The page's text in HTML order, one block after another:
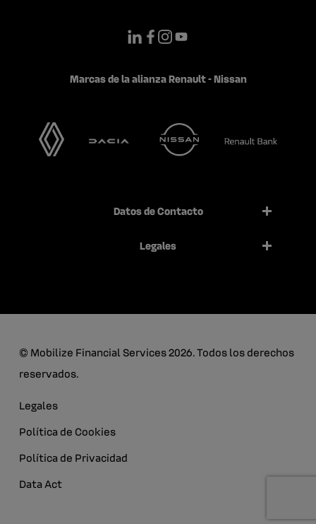
Marcas de la alianza Renault - Nissan
Datos de Contacto
Legales
© Mobilize Financial Services 2026. Todos los derechos
reservados.
Legales
Política de Cookies
Política de Privacidad
Data Act